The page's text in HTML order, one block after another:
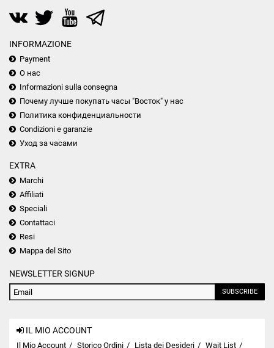
INFORMAZIONE
Payment
О нас
Informazioni sulla consegna
Почему лучше покупать часы "Восток" у нас
Политика конфиденциальности
Condizioni e garanzie
Уход за часами
EXTRA
Marchi
Affiliati
Speciali
Contattaci
Resi
Mappa del Sito
NEWSLETTER SIGNUP
SUBSCRIBE
IL MIO ACCOUNT
Il Mio Account Storico Ordini Lista dei Desideri Wait List